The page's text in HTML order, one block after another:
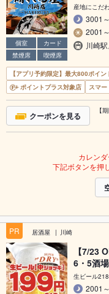
個室
カード
禁煙席
喫煙席
産地にこだ
3001
2001
川崎
【アプリ予約限定】最大800ポイ
ポイントプラス対象店
スマ
クーポンを見る 【
カレン
下記ボタンを押
PR 居酒屋 川崎
【7/23
6・5酒
生ビール
2001